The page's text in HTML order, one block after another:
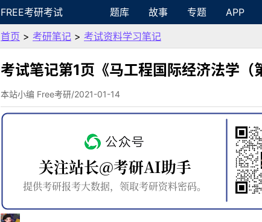
FREE考研考试 题库 故事 专题 APP
首页 > 考研笔记 > 考试资料学习笔记
考试笔记第1页《马工程国际经济法学（
本站小编 Free考研/2021-01-14